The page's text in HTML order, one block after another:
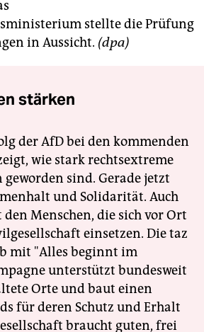
stellte die Prüfung
in Aussicht. (dpa)
stärken
der AfD bei den kommenden
wie stark rechtsextreme
sind. Gerade jetzt
und Solidarität. Auch
Menschen, die sich vor Ort
einsetzen. Die taz
mit "Alles beginnt im
unterstützt bundesweit
Orte und baut einen
für deren Schutz und Erhalt
braucht guten, frei